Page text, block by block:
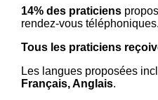
14% des praticiens
rendez-vous téléphoniques.
Tous les praticiens
Les langues proposées
Français, Anglais.